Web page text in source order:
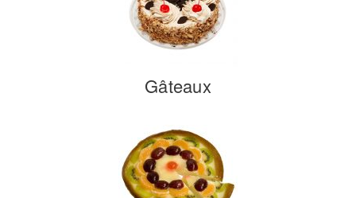
Gâteaux